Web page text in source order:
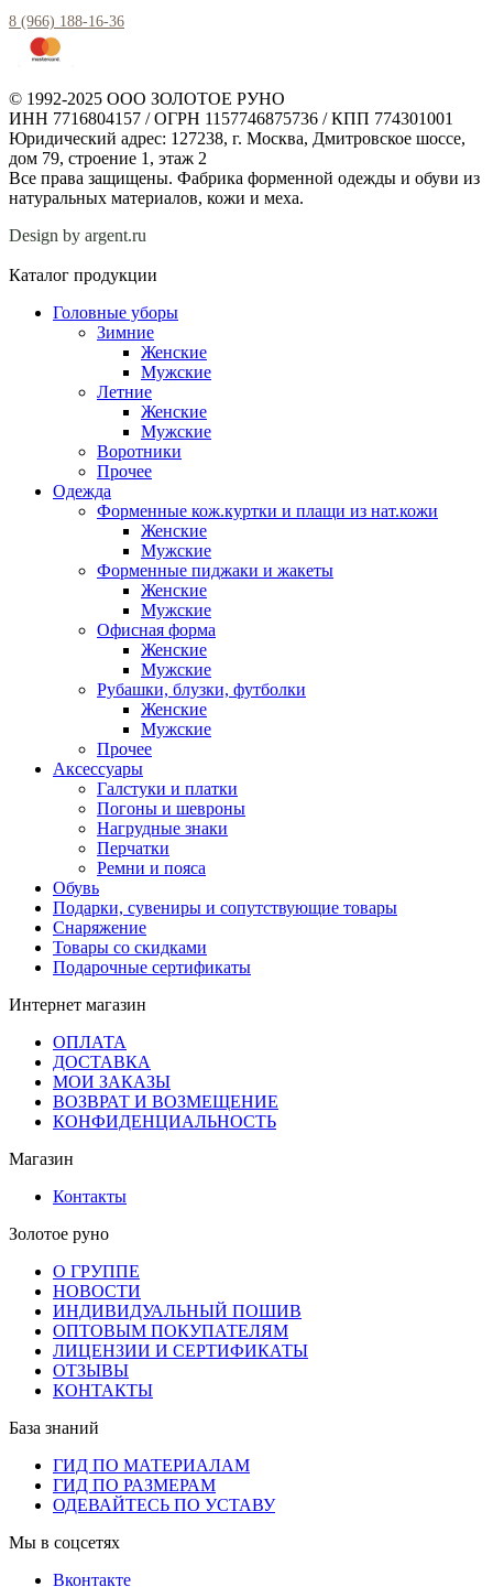
8 (966) 188-16-36
© 1992-2025 ООО ЗОЛОТОЕ РУНО
ИНН 7716804157 / ОГРН 1157746875736 / КПП 774301001
Юридический адрес: 127238, г. Москва, Дмитровское шоссе,
дом 79, строение 1, этаж 2
Все права защищены. Фабрика форменной одежды и обуви из
натуральных материалов, кожи и меха.
Design by argent.ru
Каталог продукции
Головные уборы
Зимние
Женские
Мужские
Летние
Женские
Мужские
Воротники
Прочее
Одежда
Форменные кож.куртки и плащи из нат.кожи
Женские
Мужские
Форменные пиджаки и жакеты
Женские
Мужские
Офисная форма
Женские
Мужские
Рубашки, блузки, футболки
Женские
Мужские
Прочее
Аксессуары
Галстуки и платки
Погоны и шевроны
Нагрудные знаки
Перчатки
Ремни и пояса
Обувь
Подарки, сувениры и сопутствующие товары
Снаряжение
Товары со скидками
Подарочные сертификаты
Интернет магазин
ОПЛАТА
ДОСТАВКА
МОИ ЗАКАЗЫ
ВОЗВРАТ И ВОЗМЕЩЕНИЕ
КОНФИДЕНЦИАЛЬНОСТЬ
Магазин
Контакты
Золотое руно
О ГРУППЕ
НОВОСТИ
ИНДИВИДУАЛЬНЫЙ ПОШИВ
ОПТОВЫМ ПОКУПАТЕЛЯМ
ЛИЦЕНЗИИ И СЕРТИФИКАТЫ
ОТЗЫВЫ
КОНТАКТЫ
База знаний
ГИД ПО МАТЕРИАЛАМ
ГИД ПО РАЗМЕРАМ
ОДЕВАЙТЕСЬ ПО УСТАВУ
Мы в соцсетях
Вконтакте